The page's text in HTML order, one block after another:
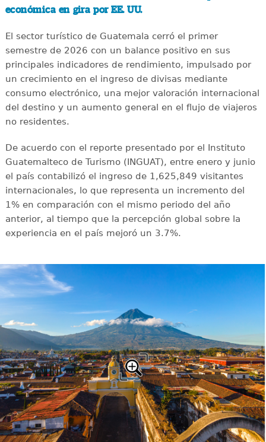
económica en gira por EE. UU.
El sector turístico de Guatemala cerró el primer
semestre de 2026 con un balance positivo en sus
principales indicadores de rendimiento, impulsado por
un crecimiento en el ingreso de divisas mediante
consumo electrónico, una mejor valoración internacional
del destino y un aumento general en el flujo de viajeros
no residentes.
De acuerdo con el reporte presentado por el Instituto
Guatemalteco de Turismo (INGUAT), entre enero y junio
el país contabilizó el ingreso de 1,625,849 visitantes
internacionales, lo que representa un incremento del
1% en comparación con el mismo periodo del año
anterior, al tiempo que la percepción global sobre la
experiencia en el país mejoró un 3.7%.